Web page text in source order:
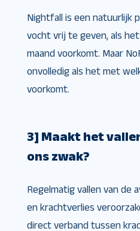
Nightfall is een natuurlijk
vocht vrij te geven, als
maand voorkomt. Maar
onvolledig als het met
voorkomt.
3] Maakt het
ons zwak?
Regelmatig vallen van de
en krachtverlies
direct verband tussen